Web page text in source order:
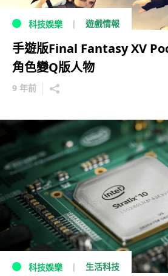
科技娛樂 遊戲情報
手遊版Final Fantasy XV
角色變Q版人物
9 年前
科技娛樂 生活科技